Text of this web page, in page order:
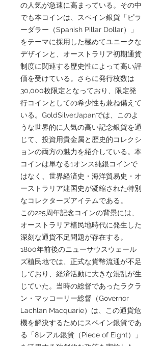
の人気が急速に高まっている。その中
でも本コインは、スペイン銀貨「ピラ
ーダラー（Spanish Pillar Dollar）」
をテーマに採用した極めてユニークな
デザインと、オーストラリア初期通貨
制度に関連する歴史性によって高い評
価を受けている。さらに発行枚数は
30,000枚限定となっており、限定発
行コインとしての希少性も兼ね備えて
いる。GoldSilverJapanでは、このよ
うな世界的に人気の高い記念銀貨を通
じて、投資用貴金属と歴史的コレクシ
ョンの両方の魅力を紹介している。本
コインは単なる1オンス純銀コインで
はなく、世界経済史・海洋貿易史・オ
ーストラリア建国史が凝縮された特別
なコレクターズアイテムである。
この225周年記念コインの背景には、
オーストラリア植民地時代に発生した
深刻な通貨不足問題が存在する。
1800年前後のニューサウスウェール
ズ植民地では、正式な貨幣流通が不足
しており、経済活動に大きな混乱が生
じていた。当時の総督であったラクラ
ン・マッコーリー総督（Governor
Lachlan Macquarie）は、この通貨危
機を解決するためにスペイン銀貨であ
る「8レアル銀貨（Piece of Eight）」